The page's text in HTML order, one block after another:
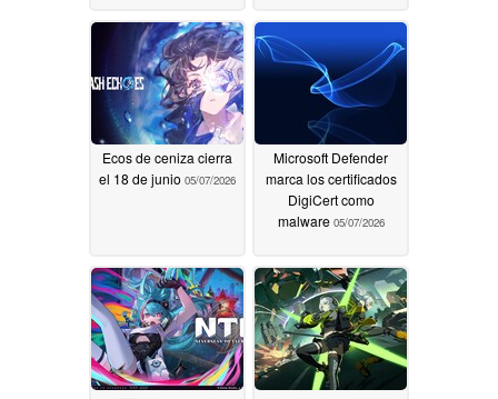
Ecos de ceniza cierra
el 18 de junio 05/07/2026
Microsoft Defender
marca los certificados
DigiCert como
malware 05/07/2026